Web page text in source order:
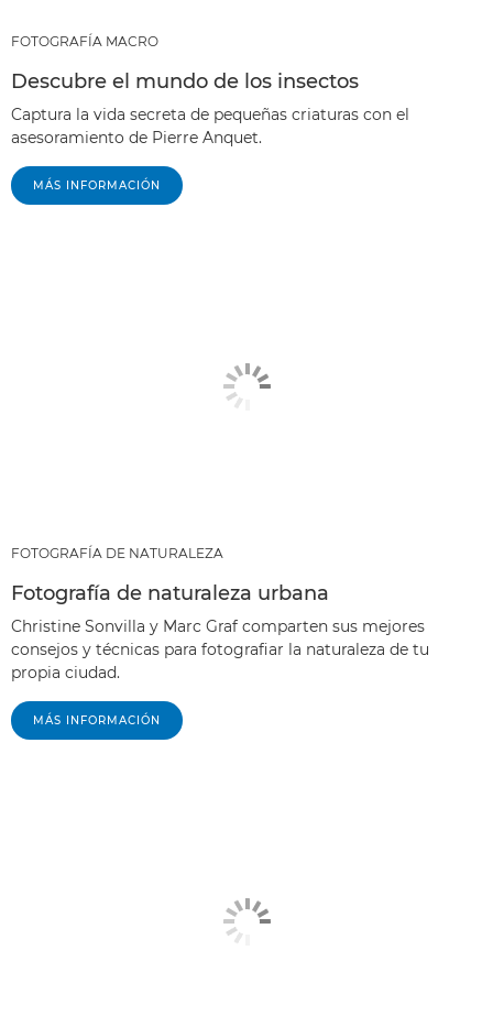
FOTOGRAFÍA MACRO
Descubre el mundo de los insectos
Captura la vida secreta de pequeñas criaturas con el
asesoramiento de Pierre Anquet.
MÁS INFORMACIÓN
FOTOGRAFÍA DE NATURALEZA
Fotografía de naturaleza urbana
Christine Sonvilla y Marc Graf comparten sus mejores
consejos y técnicas para fotografiar la naturaleza de tu
propia ciudad.
MÁS INFORMACIÓN